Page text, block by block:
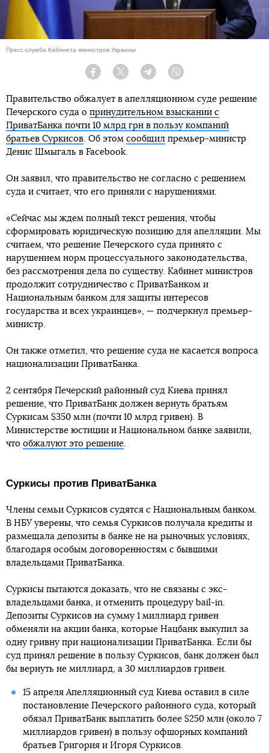
Пресс-служба Кабинета министров Украины
Facebook Twitter Telegram
Правительство обжалует в апелляционном суде решение
Печерского суда о принудительном взыскании с
ПриватБанка почти 10 млрд грн в пользу компаний
братьев Суркисов. Об этом сообщил премьер-министр
Денис Шмыгаль в Facebook.
Он заявил, что правительство не согласно с решением
суда и считает, что его приняли с нарушениями.
«Сейчас мы ждем полный текст решения, чтобы
сформировать юридическую позицию для апелляции. Мы
считаем, что решение Печерского суда принято с
нарушением норм процессуального законодательства,
без рассмотрения дела по существу. Кабинет министров
продолжит сотрудничество с ПриватБанком и
Национальным банком для защиты интересов
государства и всех украинцев», — подчеркнул премьер-
министр.
Он также отметил, что решение суда не касается вопроса
национализации ПриватБанка.
2 сентября Печерский районный суд Киева принял
решение, что ПриватБанк должен вернуть братьям
Суркисам $350 млн (почти 10 млрд гривен). В
Министерстве юстиции и Национальном банке заявили,
что обжалуют это решение.
Суркисы против ПриватБанка
Члены семьи Суркисов судятся с Национальным банком.
В НБУ уверены, что семья Суркисов получала кредиты и
размещала депозиты в банке не на рыночных условиях,
благодаря особым договоренностям с бывшими
владельцами ПриватБанка.
Суркисы пытаются доказать, что не связаны с экс-
владельцами банка, и отменить процедуру bail-in.
Депозиты Суркисов на сумму 1 миллиард гривен
обменяли на акции банка, которые Нацбанк выкупил за
одну гривну при национализации ПриватБанка. Если бы
суд принял решение в пользу Суркисов, банк должен был
бы вернуть не миллиард, а 30 миллиардов гривен.
15 апреля Апелляционный суд Киева оставил в силе
постановление Печерского районного суда, который
обязал ПриватБанк выплатить более $250 млн (около 7
миллиардов гривен) в пользу офшорных компаний
братьев Григория и Игоря Суркисов.